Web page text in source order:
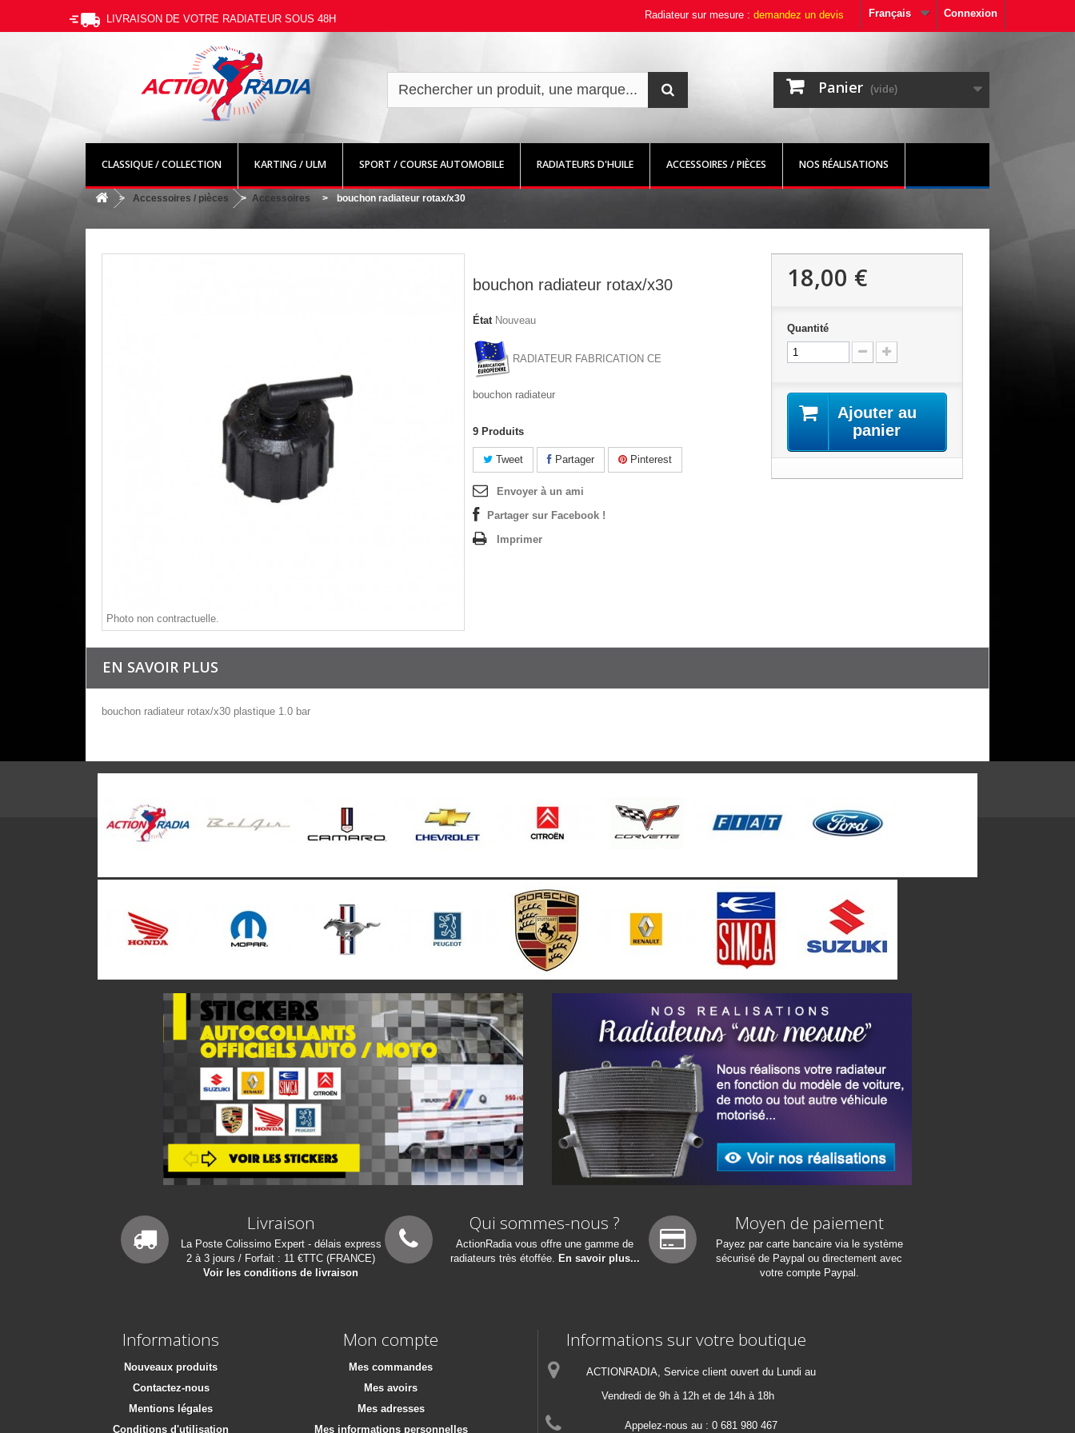
Connexion
Français
LIVRAISON DE VOTRE RADIATEUR SOUS 48H Radiateur sur mesure : demandez un devis
Panier (vide)
CLASSIQUE / COLLECTION KARTING / ULM SPORT / COURSE AUTOMOBILE RADIATEURS D'HUILE ACCESSOIRES / PIÈCES NOS RÉALISATIONS
> Accessoires / pièces > Accessoires > bouchon radiateur rotax/x30
Photo non contractuelle.
bouchon radiateur rotax/x30
État Nouveau
RADIATEUR FABRICATION CE
bouchon radiateur
9 Produits
Tweet Partager Pinterest
Envoyer à un ami
Partager sur Facebook !
Imprimer
18,00 €
Quantité
Ajouter au
panier
EN SAVOIR PLUS
bouchon radiateur rotax/x30 plastique 1.0 bar
Livraison
La Poste Colissimo Expert - délais express
2 à 3 jours / Forfait : 11 €TTC (FRANCE)
Voir les conditions de livraison
Qui sommes-nous ?
ActionRadia vous offre une gamme de
radiateurs très étoffée. En savoir plus...
Moyen de paiement
Payez par carte bancaire via le système
sécurisé de Paypal ou directement avec
votre compte Paypal.
Informations
Nouveaux produits
Contactez-nous
Mentions légales
Conditions d'utilisation
Mon compte
Mes commandes
Mes avoirs
Mes adresses
Mes informations personnelles
Informations sur votre boutique
ACTIONRADIA, Service client ouvert du Lundi au
Vendredi de 9h à 12h et de 14h à 18h
Appelez-nous au : 0 681 980 467